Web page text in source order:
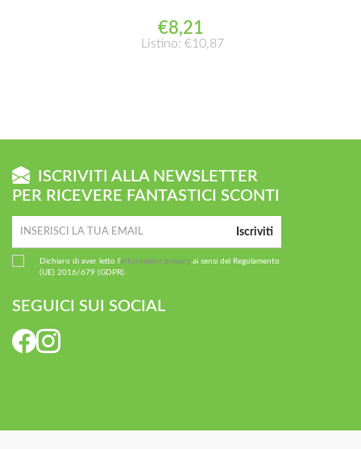
€8,21
Listino: €10,87
ISCRIVITI ALLA NEWSLETTER
PER RICEVERE FANTASTICI SCONTI
Iscriviti
Dichiaro di aver letto l'informativa privacy ai sensi del Regolamento
(UE) 2016/679 (GDPR).
SEGUICI SUI SOCIAL